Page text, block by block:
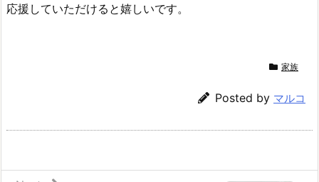
応援していただけると嬉しいです。
家族
Posted by マルコ